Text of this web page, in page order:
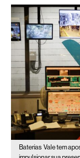
Baterias Vale tem